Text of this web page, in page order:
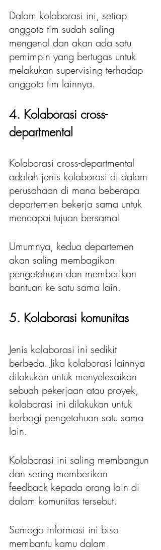
Dalam kolaborasi ini, setiap
anggota tim sudah saling
mengenal dan akan ada satu
pemimpin yang bertugas untuk
melakukan supervising terhadap
anggota tim lainnya.
4. Kolaborasi cross-
departmental
Kolaborasi cross-departmental
adalah jenis kolaborasi di dalam
perusahaan di mana beberapa
departemen bekerja sama untuk
mencapai tujuan bersama!
Umumnya, kedua departemen
akan saling membagikan
pengetahuan dan memberikan
bantuan ke satu sama lain.
5. Kolaborasi komunitas
Jenis kolaborasi ini sedikit
berbeda. Jika kolaborasi lainnya
dilakukan untuk menyelesaikan
sebuah pekerjaan atau proyek,
kolaborasi ini dilakukan untuk
berbagi pengetahuan satu sama
lain.
Kolaborasi ini saling membangun
dan sering memberikan
feedback kepada orang lain di
dalam komunitas tersebut.
Semoga informasi ini bisa
membantu kamu dalam